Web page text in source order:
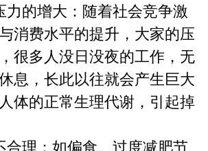
的增大：随着社会竞争激
消费水平的提升，大家的压
很多人没日没夜的工作，无
息，长此以往就会产生巨大
体的正常生理代谢，引起掉
理：如偏食、过度减肥节